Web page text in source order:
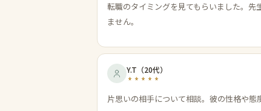
転職のタイミングを見てもらいました。先
ません。
Y.T （20代）
片思いの相手について相談。彼の性格や態